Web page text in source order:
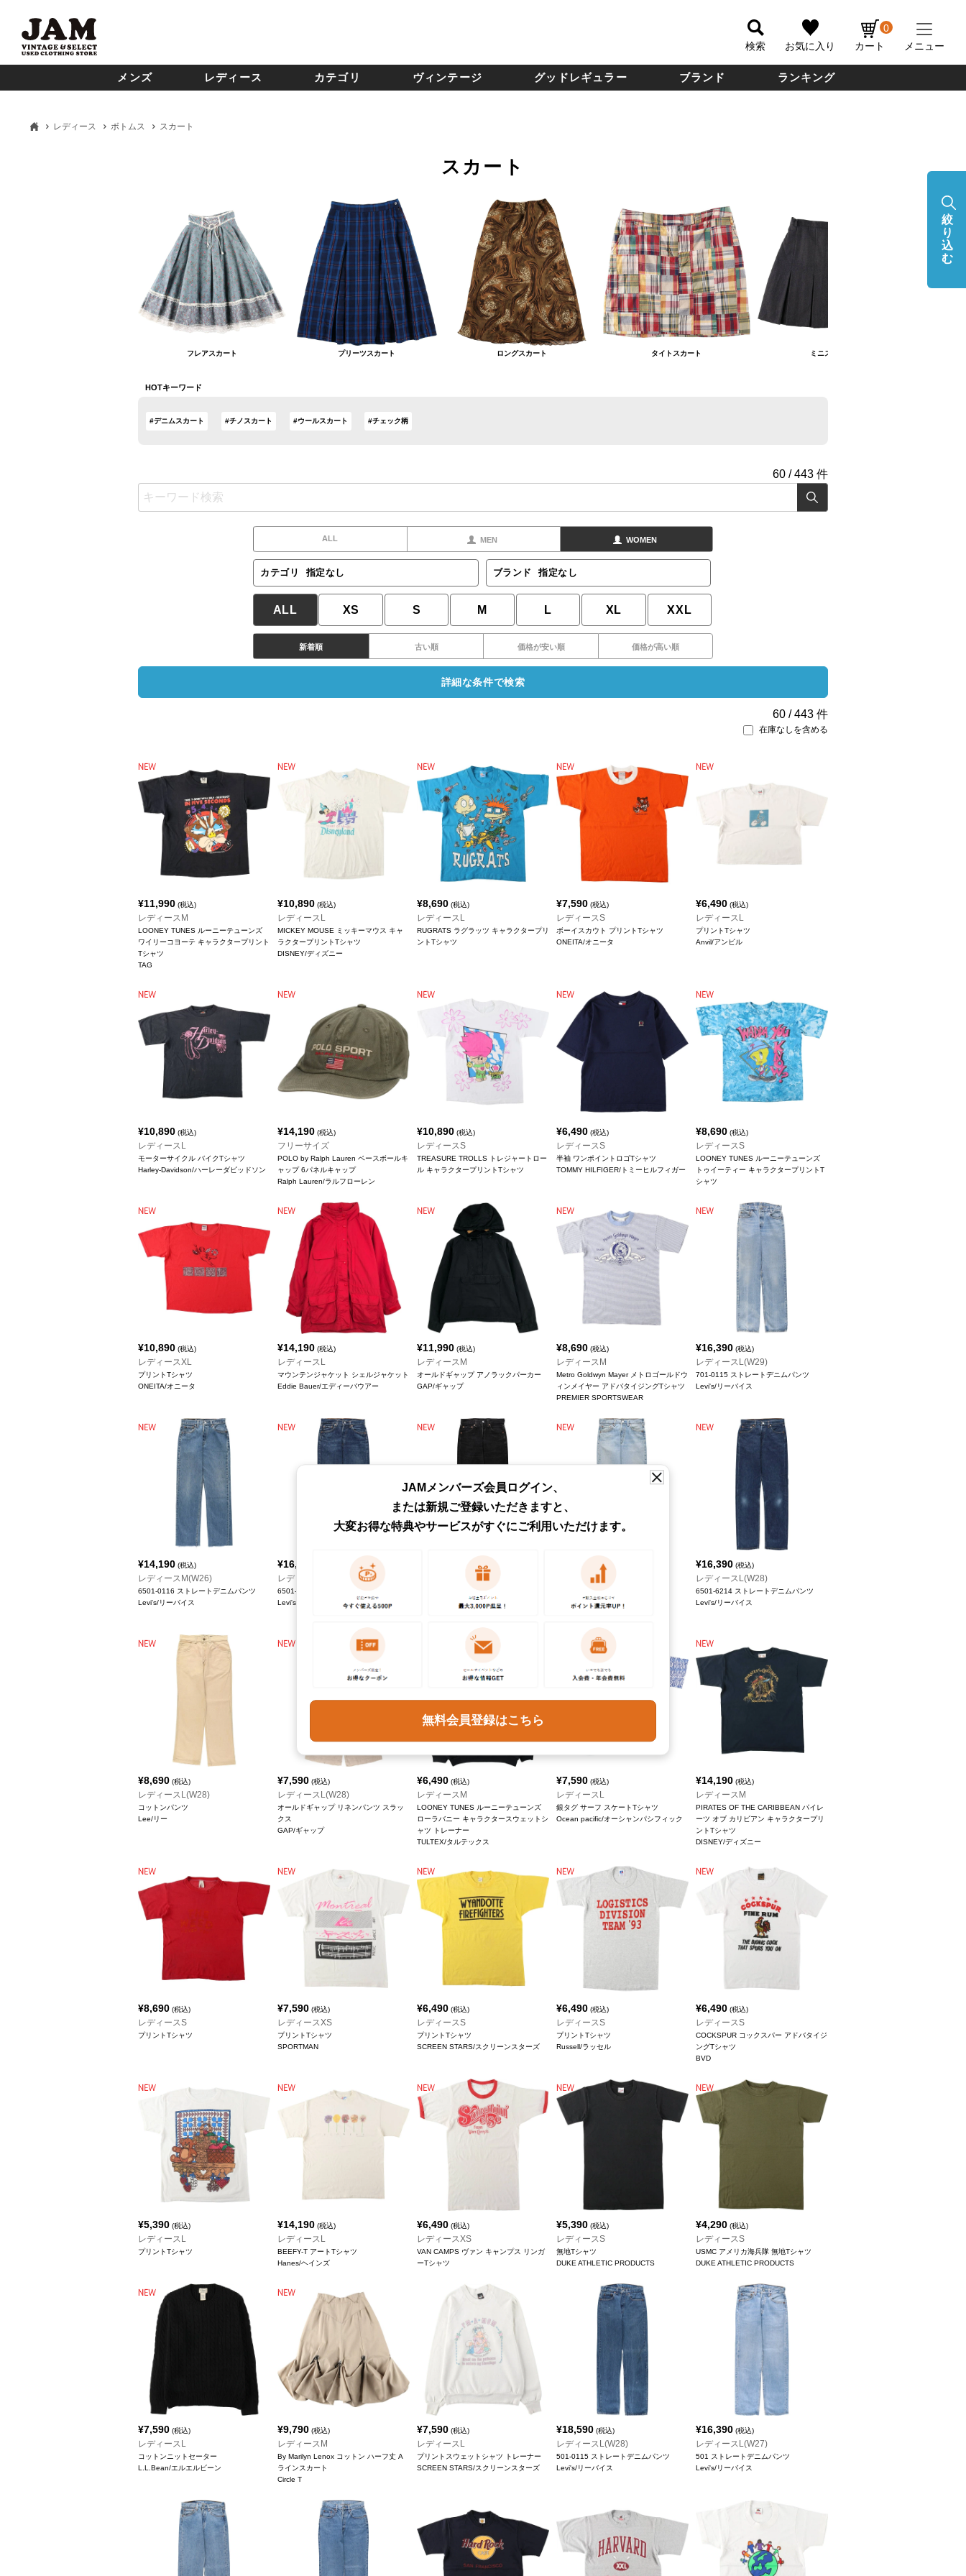
検索 お気に入り カート
0
メニュー
メンズ レディース カテゴリ ヴィンテージ グッドレギュラー ブランド ランキング
レディース ボトムス スカート
スカート
フレアスカート プリーツスカート ロングスカート タイトスカート ミニスカート
HOTキーワード
#デニムスカート #チノスカート #ウールスカート #チェック柄
60 /443 件
ALL MEN WOMEN
カテゴリ 指定なし ブランド 指定なし
ALL XS S M L XL XXL
新着順 古い順 価格が安い順 価格が高い順
詳細な条件で検索
60 /443 件
在庫なしを含める
¥11,990 (税込)
レディースM
LOONEY TUNES ルーニーテューンズ
ワイリーコヨーテ キャラクタープリント
Tシャツ
TAG
¥10,890 (税込)
レディースL
MICKEY MOUSE ミッキーマウス キャ
ラクタープリントTシャツ
DISNEY/ディズニー
¥8,690 (税込)
レディースL
RUGRATS ラグラッツ キャラクタープリ
ントTシャツ
¥7,590 (税込)
レディースS
ボーイスカウト プリントTシャツ
ONEITA/オニータ
¥6,490 (税込)
レディースL
プリントTシャツ
Anvil/アンビル
¥10,890 (税込)
レディースL
モーターサイクル バイクTシャツ
Harley-Davidson/ハーレーダビッドソン
¥14,190 (税込)
フリーサイズ
POLO by Ralph Lauren ベースボールキ
ャップ 6パネルキャップ
Ralph Lauren/ラルフローレン
¥10,890 (税込)
レディースS
TREASURE TROLLS トレジャートロー
ル キャラクタープリントTシャツ
¥6,490 (税込)
レディースS
半袖 ワンポイントロゴTシャツ
TOMMY HILFIGER/トミーヒルフィガー
¥8,690 (税込)
レディースS
LOONEY TUNES ルーニーテューンズ
トゥイーティー キャラクタープリントT
シャツ
¥10,890 (税込)
レディースXL
プリントTシャツ
ONEITA/オニータ
¥14,190 (税込)
レディースL
マウンテンジャケット シェルジャケット
Eddie Bauer/エディーバウアー
¥11,990 (税込)
レディースM
オールドギャップ アノラックパーカー
GAP/ギャップ
¥8,690 (税込)
レディースM
Metro Goldwyn Mayer メトロゴールドウ
ィンメイヤー アドバタイジングTシャツ
PREMIER SPORTSWEAR
¥16,390 (税込)
レディースL(W29)
701-0115 ストレートデニムパンツ
Levi's/リーバイス
¥14,190 (税込)
レディースM(W26)
6501-0116 ストレートデニムパンツ
Levi's/リーバイス
¥16,390
レディースL(W28)
6501-0135 ストレートデニムパンツ
Levi's/リーバイス
レディースL(W28)
(税込)
レディースL(W28)
Levi's/リーバイス
¥16,390 (税込)
レディースL(W28)
6501-6214 ストレートデニムパンツ
Levi's/リーバイス
¥8,690 (税込)
レディースL(W28)
コットンパンツ
Lee/リー
¥7,590 (税込)
レディースL(W28)
オールドギャップ リネンパンツ スラッ
クス
GAP/ギャップ
¥6,490 (税込)
レディースM
LOONEY TUNES ルーニーテューンズ
ローラバニー キャラクタースウェットシ
ャツ トレーナー
TULTEX/タルテックス
¥7,590 (税込)
レディースL
銀タグ サーフ スケートTシャツ
Ocean pacific/オーシャンパシフィック
¥14,190 (税込)
レディースM
PIRATES OF THE CARIBBEAN パイレ
ーツ オブ カリビアン キャラクタープリ
ントTシャツ
DISNEY/ディズニー
¥8,690 (税込)
レディースS
プリントTシャツ
¥7,590 (税込)
レディースXS
プリントTシャツ
SPORTMAN
¥6,490 (税込)
レディースS
プリントTシャツ
SCREEN STARS/スクリーンスターズ
¥6,490 (税込)
レディースS
プリントTシャツ
Russell/ラッセル
¥6,490 (税込)
レディースS
COCKSPUR コックスパー アドバタイジ
ングTシャツ
BVD
¥5,390 (税込)
レディースL
プリントTシャツ
¥14,190 (税込)
レディースL
BEEFY-T アートTシャツ
Hanes/ヘインズ
¥6,490 (税込)
レディースXS
VAN CAMPS ヴァン キャンプス リンガ
ーTシャツ
¥5,390 (税込)
レディースS
無地Tシャツ
DUKE ATHLETIC PRODUCTS
¥4,290 (税込)
レディースS
USMC アメリカ海兵隊 無地Tシャツ
DUKE ATHLETIC PRODUCTS
¥7,590 (税込)
レディースL
コットンニットセーター
L.L.Bean/エルエルビーン
¥9,790 (税込)
レディースM
By Marilyn Lenox コットン ハーフ丈 A
ラインスカート
Circle T
¥7,590 (税込)
レディースL
プリントスウェットシャツ トレーナー
SCREEN STARS/スクリーンスターズ
¥18,590 (税込)
レディースL(W28)
501-0115 ストレートデニムパンツ
Levi's/リーバイス
¥16,390 (税込)
レディースL(W27)
501 ストレートデニムパンツ
Levi's/リーバイス
絞
り
込
む
JAMメンバーズ会員ログイン、
または新規ご登録いただきますと、
大変お得な特典やサービスがすぐにご利用いただけます。
無料会員登録はこちら